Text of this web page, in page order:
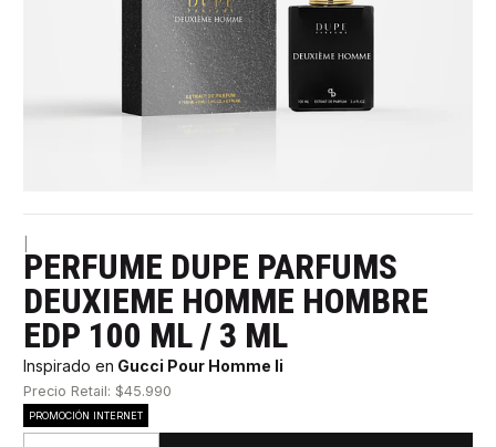
PERFUME DUPE PARFUMS
DEUXIEME HOMME HOMBRE
EDP 100 ML / 3 ML
Inspirado en Gucci Pour Homme Ii
Precio Retail: $45.990
PROMOCIÓN INTERNET